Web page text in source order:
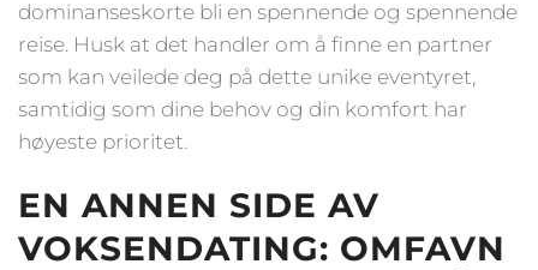
dominanseskorte bli en spennende og spennende
reise. Husk at det handler om å finne en partner
som kan veilede deg på dette unike eventyret,
samtidig som dine behov og din komfort har
høyeste prioritet.
EN ANNEN SIDE AV
VOKSENDATING: OMFAVN